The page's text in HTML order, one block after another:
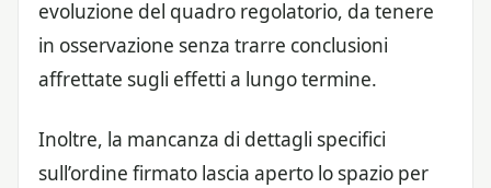
evoluzione del quadro regolatorio, da tenere
in osservazione senza trarre conclusioni
affrettate sugli effetti a lungo termine.
Inoltre, la mancanza di dettagli specifici
sull’ordine firmato lascia aperto lo spazio per